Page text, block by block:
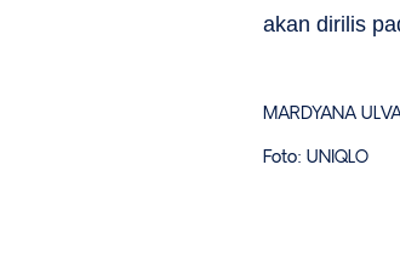
akan dirilis
MARDYANA
Foto: UNIQLO